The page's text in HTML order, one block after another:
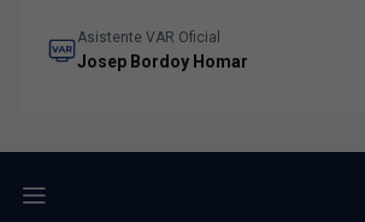
Asistente VAR Oficial
Josep Bordoy Homar